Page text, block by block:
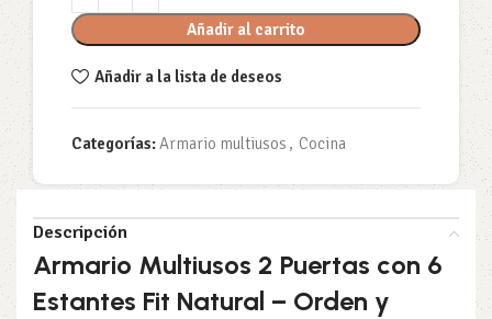
Añadir al carrito
Añadir a la lista de deseos
Categorías:Armario multiusos , Cocina
Descripción
Armario Multiusos 2 Puertas con 6
Estantes Fit Natural – Orden y